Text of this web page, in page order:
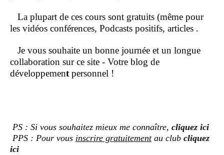
La plupart de ces cours sont gratuits (même pour
les vidéos conférences, Podcasts positifs, articles .
Je vous souhaite un bonne journée et un longue
collaboration sur ce site - Votre blog de
développementpersonnel !
PS : Si vous souhaitez mieux me connaître, cliquez ici
PPS : Pour vous inscrire gratuitementau club cliquez
ici